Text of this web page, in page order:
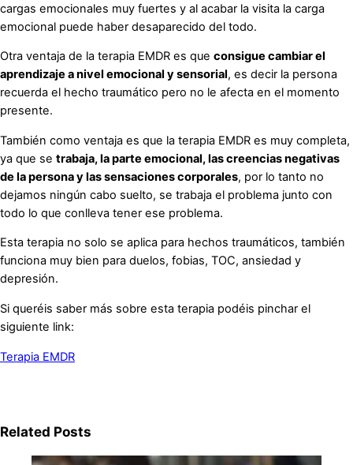
cargas emocionales muy fuertes y al acabar la visita la carga
emocional puede haber desaparecido del todo.
Otra ventaja de la terapia EMDR es que consigue cambiar el
aprendizaje a nivel emocional y sensorial, es decir la persona
recuerda el hecho traumático pero no le afecta en el momento
presente.
También como ventaja es que la terapia EMDR es muy completa,
ya que se trabaja, la parte emocional, las creencias negativas
de la persona y las sensaciones corporales, por lo tanto no
dejamos ningún cabo suelto, se trabaja el problema junto con
todo lo que conlleva tener ese problema.
Esta terapia no solo se aplica para hechos traumáticos, también
funciona muy bien para duelos, fobias, TOC, ansiedad y
depresión.
Si queréis saber más sobre esta terapia podéis pinchar el
siguiente link:
Terapia EMDR
Related Posts